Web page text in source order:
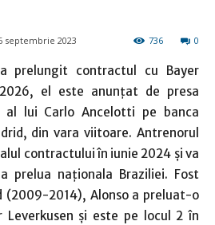
septembrie 2023 0
736
prelungit contractul cu Bayer
el este anunţat de presa
al lui Carlo Ancelotti pe banca
din vara viitoare. Antrenorul
contractului în iunie 2024 şi va
prelua naţionala Braziliei. Fost
(2009-2014), Alonso a preluat-o
Leverkusen şi este pe locul 2 în